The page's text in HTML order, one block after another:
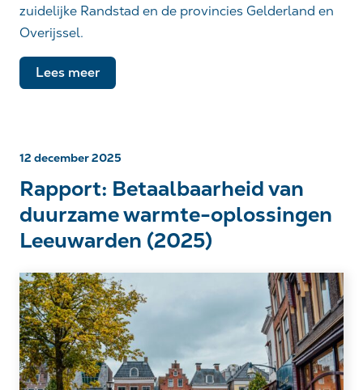
zuidelijke Randstad en de provincies Gelderland en
Overijssel.
Lees meer
12 december 2025
Rapport: Betaalbaarheid van
duurzame warmte-oplossingen
Leeuwarden (2025)